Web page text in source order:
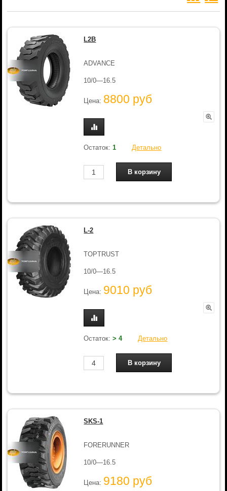
L2B
ADVANCE
10/0—16.5
Цена: 8800 руб
Остаток: 1 Детально
L-2
TOPTRUST
10/0—16.5
Цена: 9010 руб
Остаток:> 4 Детально
SKS-1
FORERUNNER
10/0—16.5
Цена: 9180 руб